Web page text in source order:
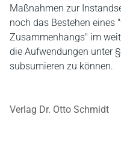
Maßnahmen zur
noch das Bestehen eines
Zusammenhangs" im
die Aufwendungen unter
subsumieren zu können.
Verlag Dr. Otto Schmidt